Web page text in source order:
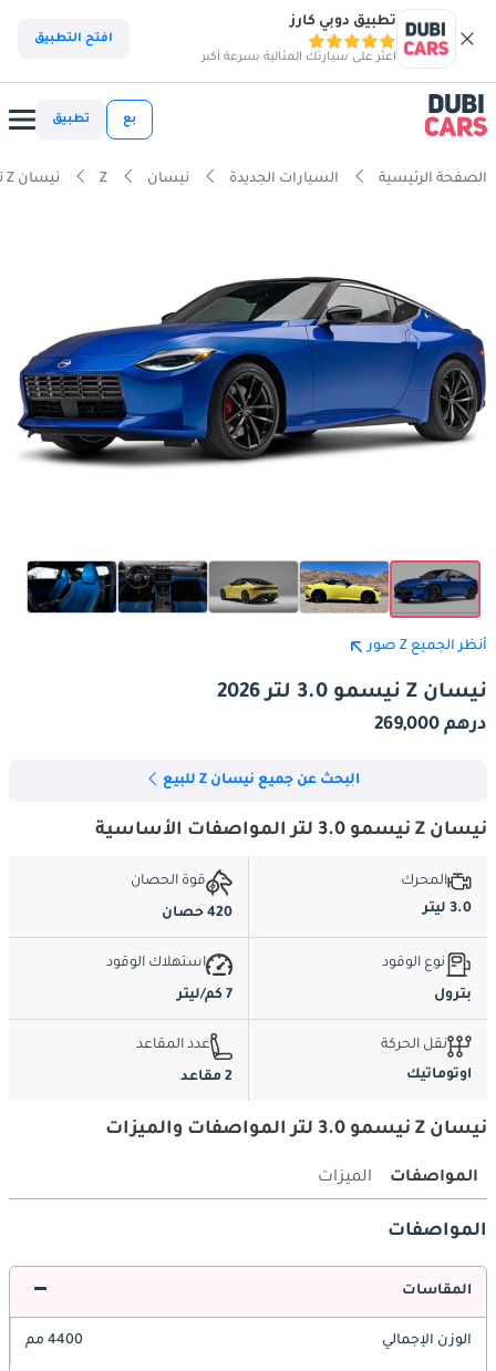
تطبيق دوبي كارز
اعثر على سيارتك المثالية بسرعة أكبر
افتح التطبيق
بع تطبيق
الصفحة الرئيسية السيارات الجديدة نيسان Z نيسان Z نيسمو 3.0 لتر
أنظر الجميع Z صور
نيسان Z نيسمو 3.0 لتر 2026
درهم 269,000
البحث عن جميع نيسان Z للبيع
نيسان Z نيسمو 3.0 لتر المواصفات الأساسية
المحرك
3.0 ليتر
قوة الحصان
420 حصان
نوع الوقود
بترول
استهلاك الوقود
7 كم/ليتر
نقل الحركة
اوتوماتيك
عدد المقاعد
2 مقاعد
نيسان Z نيسمو 3.0 لتر المواصفات والميزات
المواصفات الميزات
المواصفات
المقاسات
الوزن الإجمالي 4400 مم